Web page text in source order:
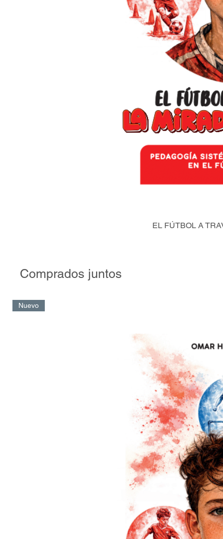
EL FÚTBOL A
Comprados juntos
Nuevo